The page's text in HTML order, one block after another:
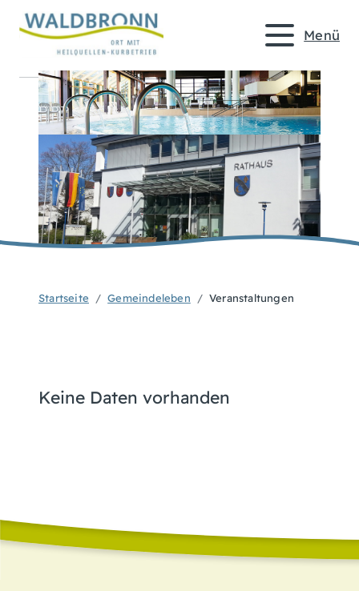
Menü
Startseite Gemeindeleben Veranstaltungen
Keine Daten vorhanden